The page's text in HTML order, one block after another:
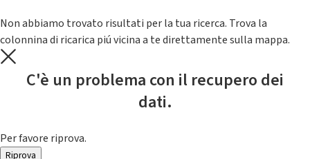
Non abbiamo trovato risultati per la tua ricerca. Trova la
colonnina di ricarica piú vicina a te direttamente sulla mappa.
C'è un problema con il recupero dei
dati.
Per favore riprova.
Riprova